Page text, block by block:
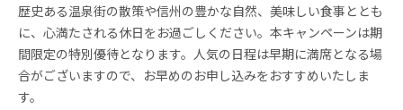
歴史ある温泉街の散策や信州の豊かな自然、美味しい食事ととも
に、心満たされる休日をお過ごしください。本キャンペーンは期
間限定の特別優待となります。人気の日程は早期に満席となる場
合がございますので、お早めのお申し込みをおすすめいたしま
す。